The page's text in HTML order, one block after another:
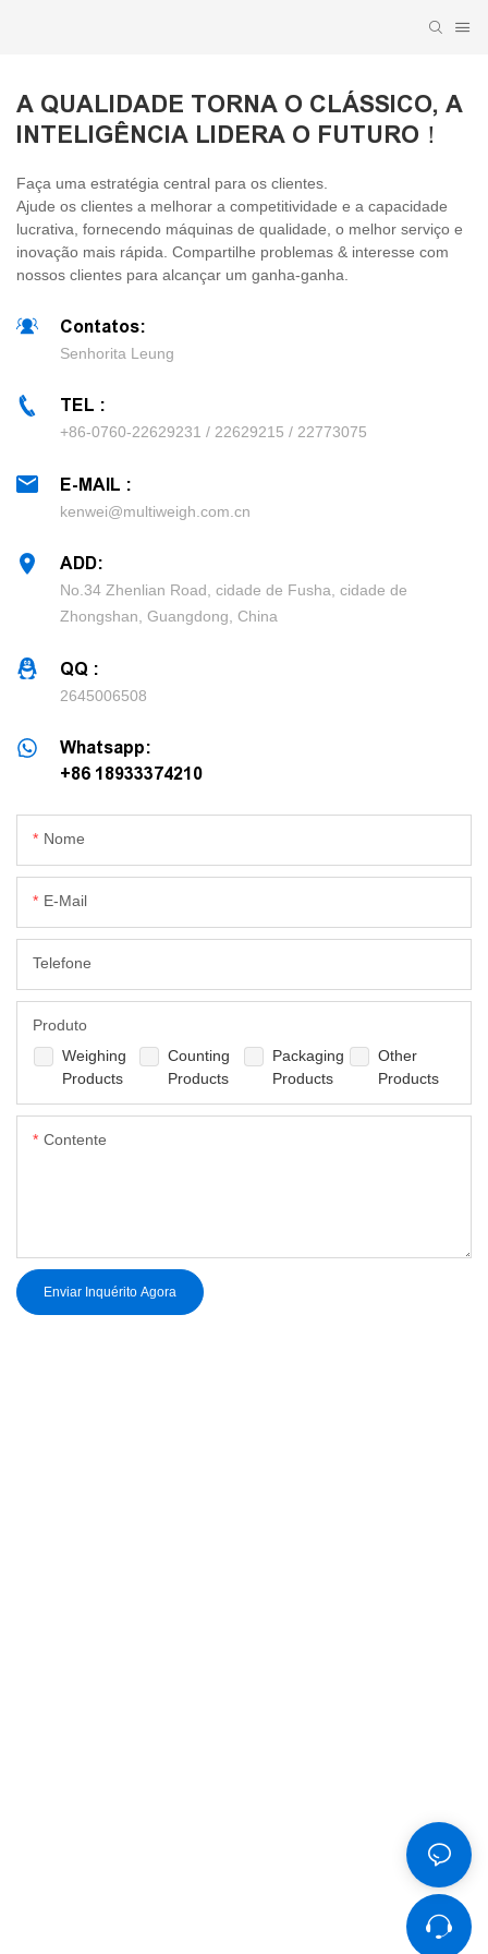
A QUALIDADE TORNA O CLÁSSICO, A
INTELIGÊNCIA LIDERA O FUTURO！
Faça uma estratégia central para os clientes.
Ajude os clientes a melhorar a competitividade e a capacidade
lucrativa, fornecendo máquinas de qualidade, o melhor serviço e
inovação mais rápida. Compartilhe problemas & interesse com
nossos clientes para alcançar um ganha-ganha.
Contatos:
Senhorita Leung
TEL :
+86-0760-22629231 / 22629215 / 22773075
E-MAIL :
kenwei@multiweigh.com.cn
ADD:
No.34 Zhenlian Road, cidade de Fusha, cidade de
Zhongshan, Guangdong, China
QQ :
2645006508
Whatsapp:
+86 18933374210
Nome
E-Mail
Telefone
Weighing
Products
Counting
Products
Packaging
Products
Other
Products
Produto
Contente
Enviar Inquérito Agora